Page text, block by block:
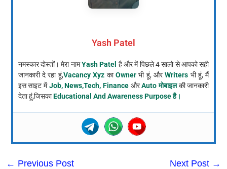
Yash Patel
नमस्कार दोस्तों। मेरा नामYash Patel है और में पिछले 4 सालो से आपको सही
जानकारी दे रहा हूं,Vacancy Xyz काOwnerभी हूं, औरWriters भी हूं, मैं
इस साइट मेंJob, News,Tech, Finance औरAuto मोबाइलकी जानकारी
देता हूं,जिसकाEducational And Awareness Purpose है।
← Previous Post Next Post →